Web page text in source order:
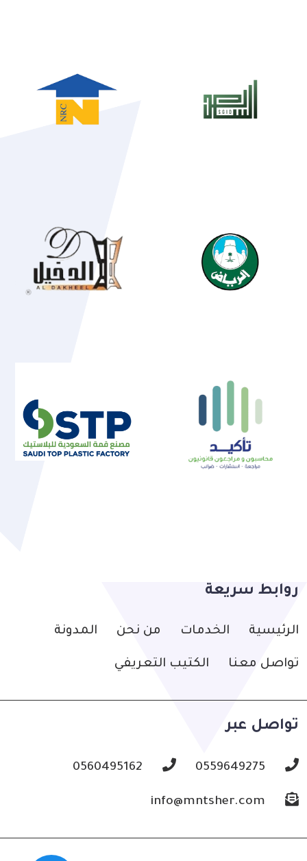
روابط سريعة
الرئيسية الخدمات من نحن المدونة
تواصل معنا الكتيب التعريفي
تواصل عبر
0559649275
0560495162
info@mntsher.com